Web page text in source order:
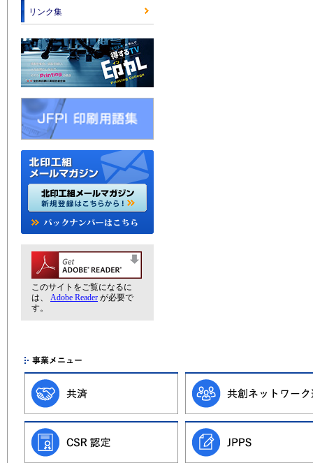
リンク集
このサイトをご覧になるに
は、 Adobe Reader が必要で
す。